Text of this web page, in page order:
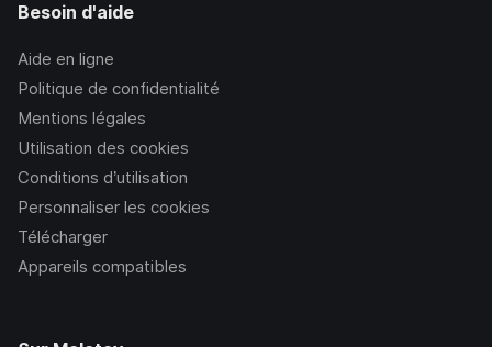
Besoin d'aide
Aide en ligne
Politique de confidentialité
Mentions légales
Utilisation des cookies
Conditions d’utilisation
Personnaliser les cookies
Télécharger
Appareils compatibles